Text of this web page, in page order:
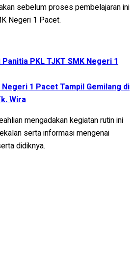
sebelum proses pembelajaran ini
Negeri 1 Pacet.
PKL TJKT SMK Negeri 1
1 Pacet Tampil Gemilang di
Wira
mengadakan kegiatan rutin ini
serta informasi mengenai
didiknya.